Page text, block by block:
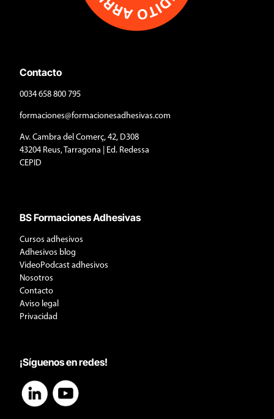
Contacto
0034 658 800 795
formaciones@formacionesadhesivas.com
Av. Cambra del Comerç, 42, D308
43204 Reus, Tarragona | Ed. Redessa
CEPID
BS Formaciones Adhesivas
Cursos adhesivos
Adhesivos blog
VideoPodcast adhesivos
Nosotros
Contacto
Aviso legal
Privacidad
¡Síguenos en redes!